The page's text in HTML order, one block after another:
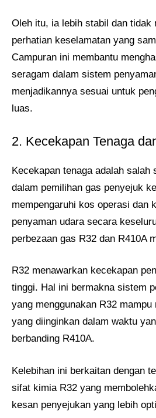
Oleh itu, ia lebih stabil dan tidak
perhatian keselamatan yang
Campuran ini membantu
seragam dalam sistem
menjadikannya sesuai untuk
luas.
2. Kecekapan Tenaga
Kecekapan tenaga adalah salah
dalam pemilihan gas penyejuk
mempengaruhi kos operasi dan
penyaman udara secara
perbezaan gas R32 dan R410A
R32 menawarkan kecekapan
tinggi. Hal ini bermakna sistem
yang menggunakan R32 mampu
yang diinginkan dalam waktu
berbanding R410A.
Kelebihan ini berkaitan dengan
sifat kimia R32 yang
kesan penyejukan yang lebih